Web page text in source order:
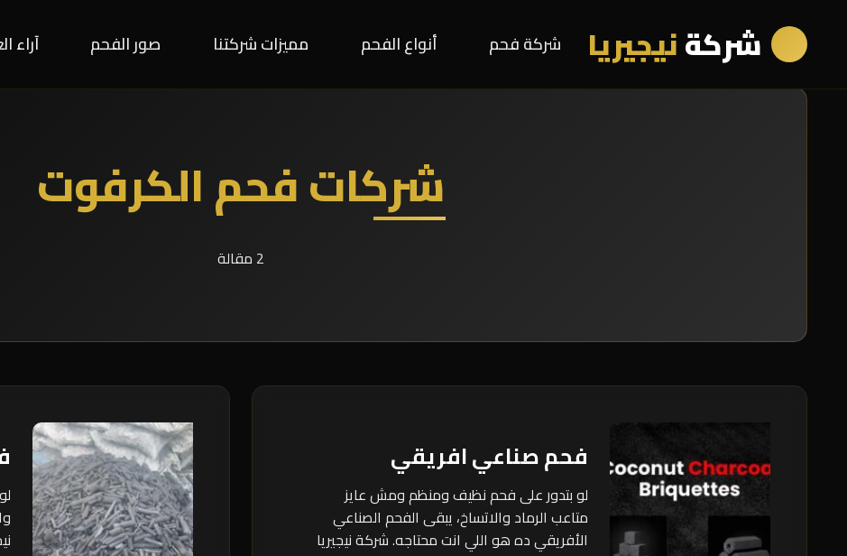
شركةنيجيريا شركة فحم أنواع الفحم مميزات شركتنا صور الفحم آراء
شركات فحم الكرفوت
2 مقالة
فحم صناعي افريقي
لو بتدور على فحم نظيف ومنظم ومش عايز
متاعب الرماد والاتساخ، يبقى الفحم الصناعي
الأفريقي ده هو اللي انت محتاجه. شركة نيجيريا